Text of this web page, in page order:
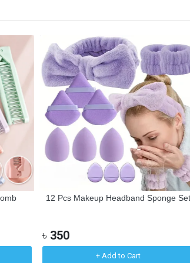
12 Pcs Makeup Headband Sponge Set
৳ 350
+ Add to Cart